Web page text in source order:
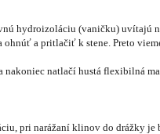
hydroizoláciu (vaničku) uvítajú
ohnúť a pritlačiť k stene. Preto
nakoniec natlačí hustá flexibilná
pri narážaní klinov do drážky je